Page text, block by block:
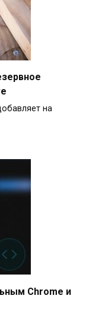
на
Chrome и